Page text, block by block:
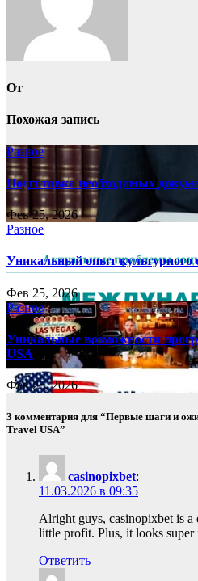
От
Похожая запись
Разное
Подготовка необходимых
Фев 25, 2026
Разное
Уникальный опыт культурного
Фев 25, 2026
Разное
Уникальные возможности
USA
Фев 25, 2026
3 комментария для “Первые шаги и
Travel USA”
casinopixbet:
11.03.2026 в 09:35
Alright guys, casinopixbet is a
little profit. Plus, it looks super
Ответить